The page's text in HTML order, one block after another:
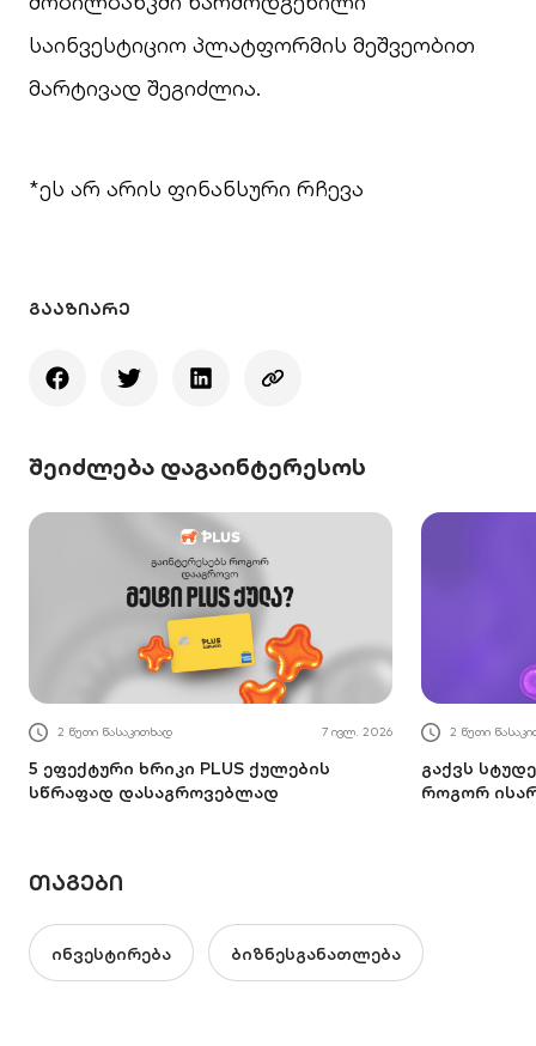
საინვესტიციო პლატფორმის მეშვეობით
მარტივად შეგიძლია.
*ეს არ არის ფინანსური რჩევა
ᲒᲐᲐᲖᲘᲐᲠᲔ
შეიძლება დაგაინტერესოს
2 წუთი წასაკითხად 7 ივლ. 2026
5 ეფექტური ხრიკი PLUS ქულების
სწრაფად დასაგროვებლად
2 წუთი
გაქვს
როგორ
ᲗᲐᲒᲔᲑᲘ
ინვესტირება ბიზნესგანათლება